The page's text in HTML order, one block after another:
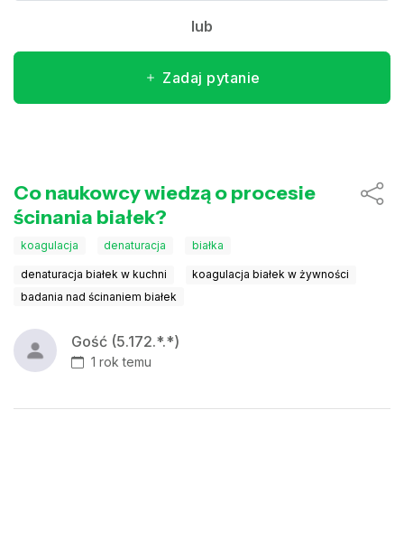
lub
Zadaj pytanie
Co naukowcy wiedzą o procesie
ścinania białek?
koagulacja denaturacja białka
denaturacja białek w kuchni
koagulacja białek w żywności
badania nad ścinaniem białek
Gość (5.172.*.*)
1 rok temu